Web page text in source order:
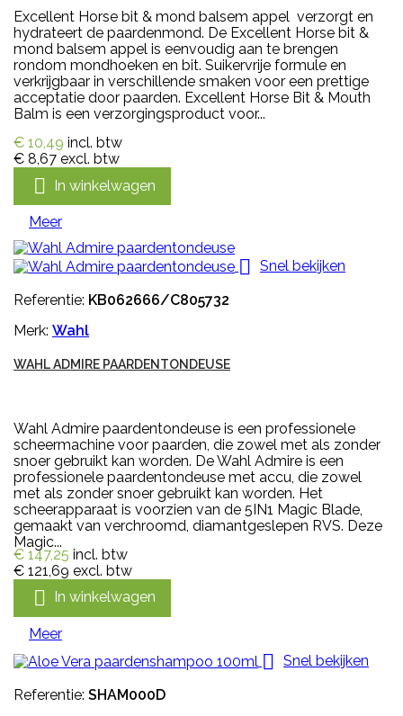
Excellent Horse bit & mond balsem appel verzorgt en
hydrateert de paardenmond. De Excellent Horse bit &
mond balsem appel is eenvoudig aan te brengen
rondom mondhoeken en bit. Suikervrije formule en
verkrijgbaar in verschillende smaken voor een prettige
acceptatie door paarden. Excellent Horse Bit & Mouth
Balm is een verzorgingsproduct voor...
€ 10,49 incl. btw
€ 8,67 excl. btw
 In winkelwagen
Meer

Snel bekijken
Referentie: KB062666/C805732
Merk: Wahl
WAHL ADMIRE PAARDENTONDEUSE
Wahl Admire paardentondeuse is een professionele
scheermachine voor paarden, die zowel met als zonder
snoer gebruikt kan worden. De Wahl Admire is een
professionele paardentondeuse met accu, die zowel
met als zonder snoer gebruikt kan worden. Het
scheerapparaat is voorzien van de 5IN1 Magic Blade,
gemaakt van verchroomd, diamantgeslepen RVS. Deze
Magic...
€ 147,25 incl. btw
€ 121,69 excl. btw
 In winkelwagen
Meer

Snel bekijken
Referentie: SHAM000D